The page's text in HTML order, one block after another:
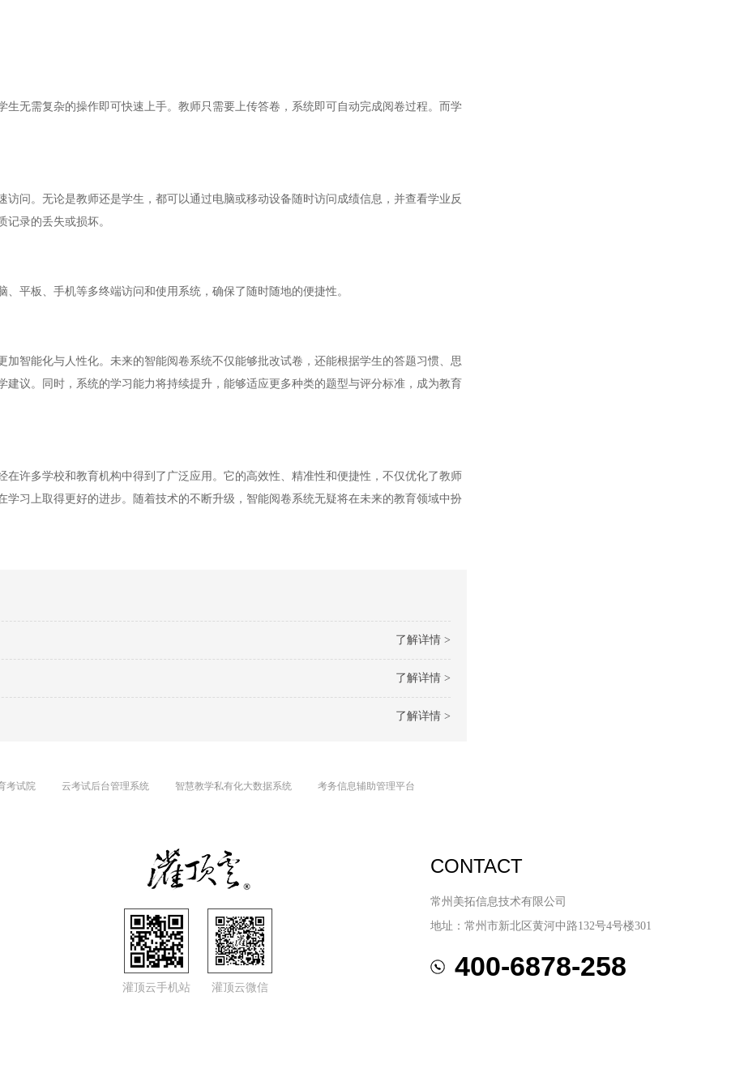
无需复杂的操作即可快速上手。教师只需要上传答卷，系统即可自动完成阅卷过程。而学
。无论是教师还是学生，都可以通过电脑或移动设备随时访问成绩信息，并查看学业反
录的丢失或损坏。
板、手机等多终端访问和使用系统，确保了随时随地的便捷性。
智能化与人性化。未来的智能阅卷系统不仅能够批改试卷，还能根据学生的答题习惯、思
议。同时，系统的学习能力将持续提升，能够适应更多种类的题型与评分标准，成为教育
许多学校和教育机构中得到了广泛应用。它的高效性、精准性和便捷性，不仅优化了教师
习上取得更好的进步。随着技术的不断升级，智能阅卷系统无疑将在未来的教育领域中扮
了解详情 >
了解详情 >
了解详情 >
考试院 云考试后台管理系统 智慧教学私有化大数据系统 考务信息辅助管理平台
灌顶云手机站
灌顶云微信
CONTACT
常州美拓信息技术有限公司
地址：常州市新北区黄河中路132号4号楼301
400-6878-258